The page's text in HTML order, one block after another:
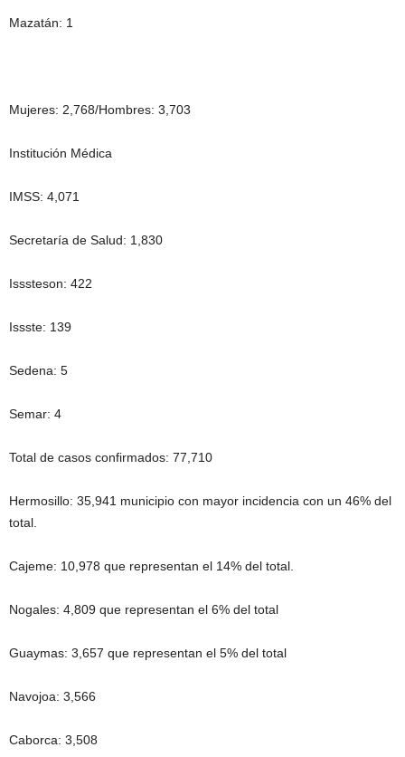
Mazatán: 1
Mujeres: 2,768/Hombres: 3,703
Institución Médica
IMSS: 4,071
Secretaría de Salud: 1,830
Isssteson: 422
Issste: 139
Sedena: 5
Semar: 4
Total de casos confirmados: 77,710
Hermosillo: 35,941 municipio con mayor incidencia con un 46% del
total.
Cajeme: 10,978 que representan el 14% del total.
Nogales: 4,809 que representan el 6% del total
Guaymas: 3,657 que representan el 5% del total
Navojoa: 3,566
Caborca: 3,508